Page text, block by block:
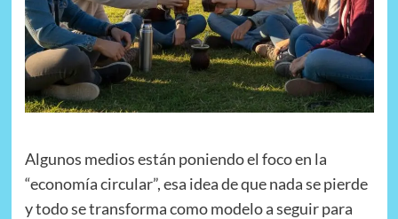
Algunos medios están poniendo el foco en la
“economía circular”, esa idea de que nada se pierde
y todo se transforma como modelo a seguir para